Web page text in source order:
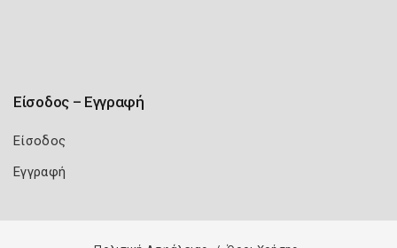
Είσοδος – Εγγραφή
Είσοδος
Εγγραφή